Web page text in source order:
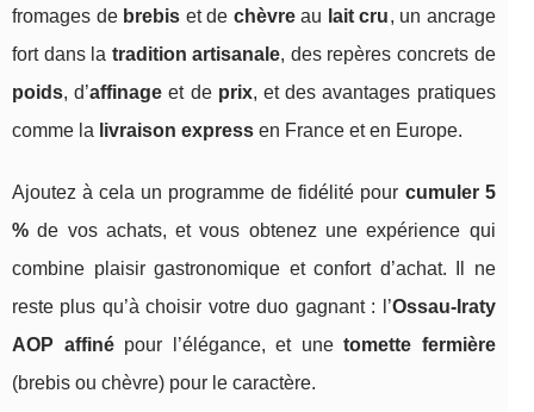
fromages de brebis et de chèvreau lait cru, un ancrage
fort dans la tradition artisanale, des repères concrets de
poids, d’affinage et de prix, et des avantages pratiques
comme la livraison express en France et en Europe.
Ajoutez à cela un programme de fidélité pour cumuler 5
% de vos achats, et vous obtenez une expérience qui
combine plaisir gastronomique et confort d’achat. Il ne
reste plus qu’à choisir votre duo gagnant : l’Ossau-Iraty
AOP affinépour l’élégance, et unetomette fermière
(brebis ou chèvre) pour le caractère.